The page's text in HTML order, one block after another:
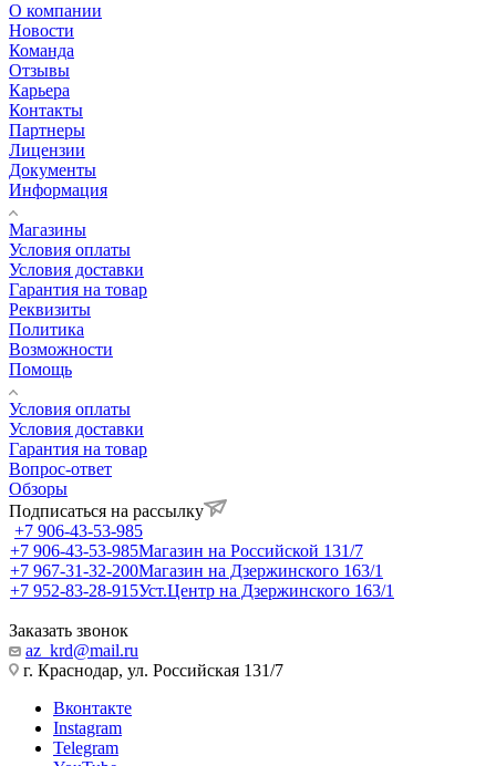
О компании
Новости
Команда
Отзывы
Карьера
Контакты
Партнеры
Лицензии
Документы
Информация
Магазины
Условия оплаты
Условия доставки
Гарантия на товар
Реквизиты
Политика
Возможности
Помощь
Условия оплаты
Условия доставки
Гарантия на товар
Вопрос-ответ
Обзоры
Подписаться на рассылку
+7 906-43-53-985
+7 906-43-53-985Магазин на Российской 131/7
+7 967-31-32-200Магазин на Дзержинского 163/1
+7 952-83-28-915Уст.Центр на Дзержинского 163/1
Заказать звонок
az_krd@mail.ru
г. Краснодар, ул. Российская 131/7
Вконтакте
Instagram
Telegram